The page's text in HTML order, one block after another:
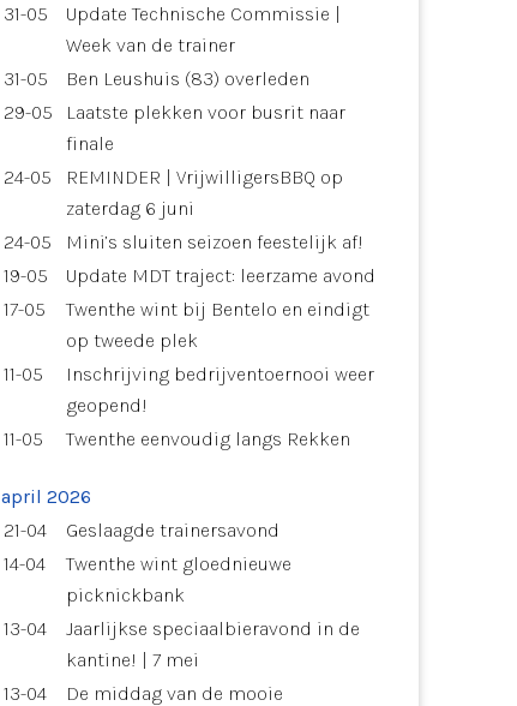
31-05
Update Technische Commissie |
Week van de trainer
31-05
Ben Leushuis (83) overleden
29-05
Laatste plekken voor busrit naar
finale
24-05
REMINDER | VrijwilligersBBQ op
zaterdag 6 juni
24-05
Mini’s sluiten seizoen feestelijk af!
19-05
Update MDT traject: leerzame avond
17-05
Twenthe wint bij Bentelo en eindigt
op tweede plek
11-05
Inschrijving bedrijventoernooi weer
geopend!
11-05
Twenthe eenvoudig langs Rekken
april 2026
21-04
Geslaagde trainersavond
14-04
Twenthe wint gloednieuwe
picknickbank
13-04
Jaarlijkse speciaalbieravond in de
kantine! | 7 mei
13-04
De middag van de mooie